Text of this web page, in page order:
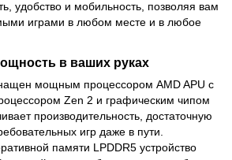
удобство и мобильность, позволяя вам
играми в любом месте и в любое
в ваших руках
мощным процессором AMD APU с
Zen 2 и графическим чипом
производительность, достаточную
игр даже в пути.
памяти LPDDR5 устройство